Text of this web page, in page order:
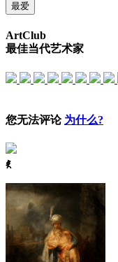
最爱
ArtClub
最佳当代艺术家
您无法评论 为什么?
ꈅ